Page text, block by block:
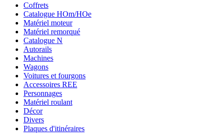
Coffrets
Catalogue HOm/HOe
Matériel moteur
Matériel remorqué
Catalogue N
Autorails
Machines
Wagons
Voitures et fourgons
Accessoires REE
Personnages
Matériel roulant
Décor
Divers
Plaques d'itinéraires